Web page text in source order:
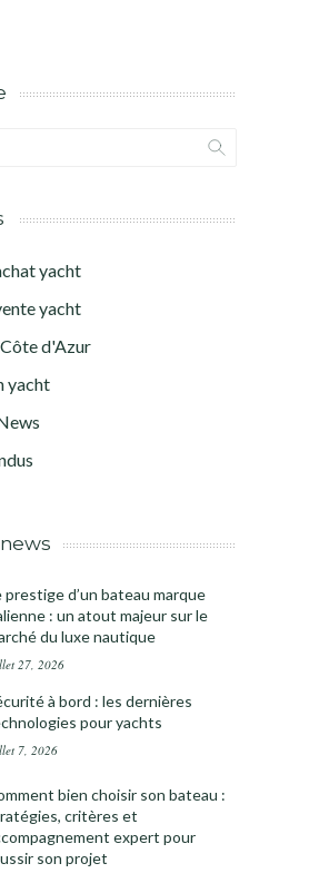
yacht
yacht
d'Azur
yacht
prestige d’un bateau marque
: un atout majeur sur le
du luxe nautique
27, 2026
à bord : les dernières
pour yachts
7, 2026
bien choisir son bateau :
critères et
expert pour
son projet